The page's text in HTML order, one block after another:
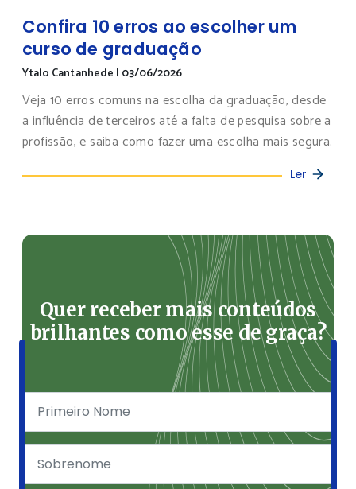
Confira 10 erros ao escolher um
curso de graduação
Ytalo Cantanhede | 03/06/2026
Veja 10 erros comuns na escolha da graduação, desde
a influência de terceiros até a falta de pesquisa sobre a
profissão, e saiba como fazer uma escolha mais segura.
Ler
Quer receber mais conteúdos
brilhantes como esse de graça?